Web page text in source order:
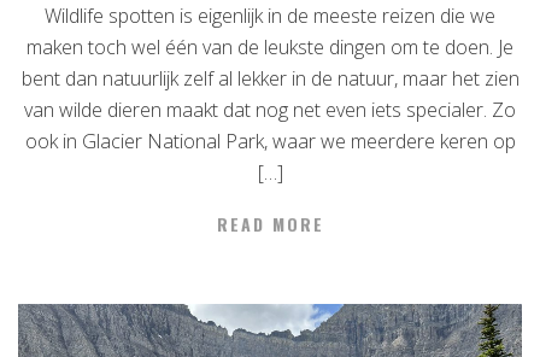
Wildlife spotten is eigenlijk in de meeste reizen die we
maken toch wel één van de leukste dingen om te doen. Je
bent dan natuurlijk zelf al lekker in de natuur, maar het zien
van wilde dieren maakt dat nog net even iets specialer. Zo
ook in Glacier National Park, waar we meerdere keren op
[…]
READ MORE